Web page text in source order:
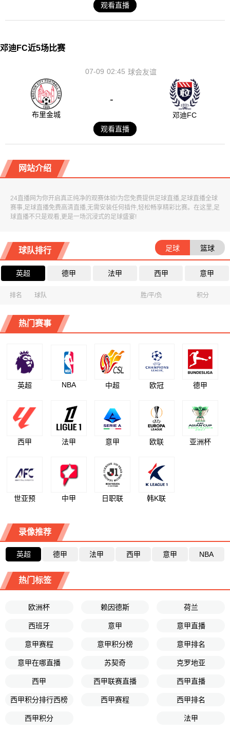
观看直播
邓迪FC近5场比赛
02:45
07-09 球会友谊
布里金城
-
邓迪FC
观看直播
网站介绍
24直播网为你开启真正纯净的观赛体验!为您免费提供足球直播,足球直播全球
赛事,足球直播免费高清直播,无需安装任何插件,轻松畅享精彩比赛。在这里,足
球直播不只是观看,更是一场沉浸式的足球盛宴!
球队排行 足球 篮球
英超 德甲 法甲 西甲 意甲
排名 球队 胜/平/负 积分
热门赛事
英超 NBA 中超 欧冠 德甲
西甲 法甲 意甲 欧联 亚洲杯
世亚预 中甲 日职联 韩K联
录像推荐
英超 德甲 法甲 西甲 意甲 NBA
热门标签
欧洲杯 赖因德斯 荷兰
西班牙 意甲 意甲直播
意甲赛程 意甲积分榜 意甲排名
意甲在哪直播 苏契奇 克罗地亚
西甲 西甲联赛直播 西甲直播
西甲积分排行西榜 西甲赛程 西甲排名
西甲积分 法甲